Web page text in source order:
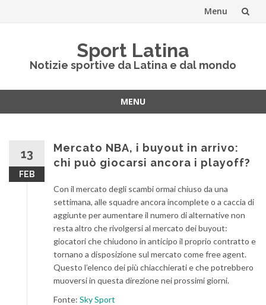
Menu
Sport Latina
Notizie sportive da Latina e dal mondo
MENU
13
FEB
Mercato NBA, i buyout in arrivo:
chi può giocarsi ancora i playoff?
Con il mercato degli scambi ormai chiuso da una
settimana, alle squadre ancora incomplete o a caccia di
aggiunte per aumentare il numero di alternative non
resta altro che rivolgersi al mercato dei buyout:
giocatori che chiudono in anticipo il proprio contratto e
tornano a disposizione sul mercato come free agent.
Questo l’elenco dei più chiacchierati e che potrebbero
muoversi in questa direzione nei prossimi giorni.
Fonte: Sky Sport